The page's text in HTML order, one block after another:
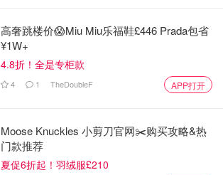
高奢跳楼价😱Miu Miu乐福鞋£446 Prada包省
¥1W+
4.8折！全是专柜款
4 1 TheDoubleF APP打开
Moose Knuckles 小剪刀官网✂️购买攻略&热
门款推荐
夏促6折起！羽绒服£210